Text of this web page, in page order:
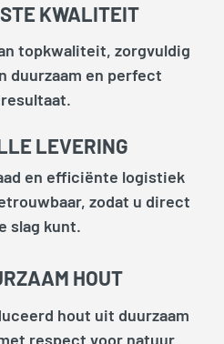
KWALITEIT
topkwaliteit, zorgvuldig
duurzaam en perfect
LEVERING
en efficiënte logistiek
zodat u direct
slag kunt.
HOUT
hout uit duurzaam
respect voor natuur,